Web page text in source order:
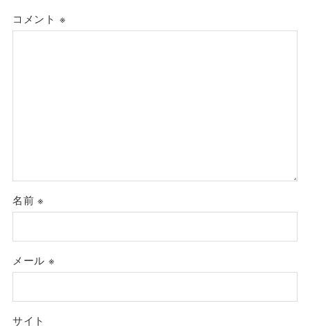
コメント ※
名前※
メール ※
サイト